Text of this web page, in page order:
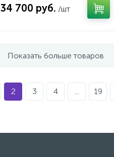
34 700 руб. /шт
Показать больше товаров
2 3 4 ... 19